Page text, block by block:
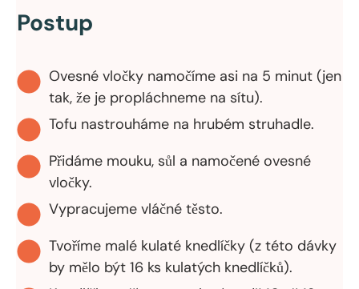
Postup
Ovesné vločky namočíme asi na 5 minut (jen
tak, že je propláchneme na sítu).
Tofu nastrouháme na hrubém struhadle.
Přidáme mouku, sůl a namočené ovesné
vločky.
Vypracujeme vláčné těsto.
Tvoříme malé kulaté knedlíčky (z této dávky
by mělo být 16 ks kulatých knedlíčků).